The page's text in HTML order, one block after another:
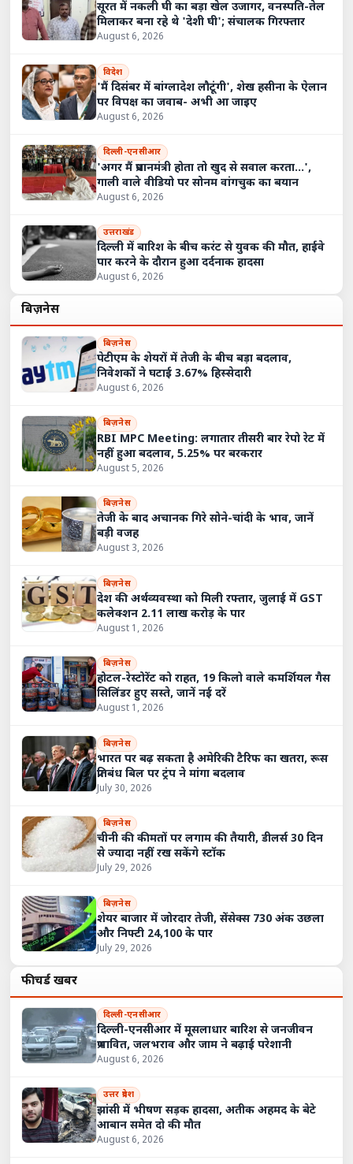
सूरत में नकली घी का बड़ा खेल उजागर, वनस्पति-तेल
मिलाकर बना रहे थे 'देशी घी'; संचालक गिरफ्तार
August 6, 2026
विदेश
'मैं दिसंबर में बांग्लादेश लौटूंगी', शेख हसीना के ऐलान
पर विपक्ष का जवाब- अभी आ जाइए
August 6, 2026
दिल्ली-एनसीआर
'अगर मैं प्रधानमंत्री होता तो खुद से सवाल करता...',
गाली वाले वीडियो पर सोनम वांगचुक का बयान
August 6, 2026
उत्तराखंड
दिल्ली में बारिश के बीच करंट से युवक की मौत, हाईवे
पार करने के दौरान हुआ दर्दनाक हादसा
August 6, 2026
बिज़नेस
बिज़नेस
पेटीएम के शेयरों में तेजी के बीच बड़ा बदलाव,
निवेशकों ने घटाई 3.67% हिस्सेदारी
August 6, 2026
बिज़नेस
RBI MPC Meeting: लगातार तीसरी बार रेपो रेट में
नहीं हुआ बदलाव, 5.25% पर बरकरार
August 5, 2026
बिज़नेस
तेजी के बाद अचानक गिरे सोने-चांदी के भाव, जानें
बड़ी वजह
August 3, 2026
बिज़नेस
देश की अर्थव्यवस्था को मिली रफ्तार, जुलाई में GST
कलेक्शन 2.11 लाख करोड़ के पार
August 1, 2026
बिज़नेस
होटल-रेस्टोरेंट को राहत, 19 किलो वाले कमर्शियल गैस
सिलिंडर हुए सस्ते, जानें नई दरें
August 1, 2026
बिज़नेस
भारत पर बढ़ सकता है अमेरिकी टैरिफ का खतरा, रूस
प्रतिबंध बिल पर ट्रंप ने मांगा बदलाव
July 30, 2026
बिज़नेस
चीनी की कीमतों पर लगाम की तैयारी, डीलर्स 30 दिन
से ज्यादा नहीं रख सकेंगे स्टॉक
July 29, 2026
बिज़नेस
शेयर बाजार में जोरदार तेजी, सेंसेक्स 730 अंक उछला
और निफ्टी 24,100 के पार
July 29, 2026
फीचर्ड खबरें
दिल्ली-एनसीआर
दिल्ली-एनसीआर में मूसलाधार बारिश से जनजीवन
प्रभावित, जलभराव और जाम ने बढ़ाई परेशानी
August 6, 2026
उत्तर प्रदेश
झांसी में भीषण सड़क हादसा, अतीक अहमद के बेटे
आबान समेत दो की मौत
August 6, 2026